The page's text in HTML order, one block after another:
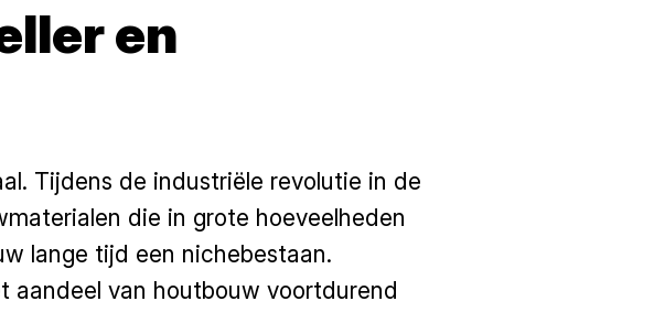
en
Tijdens de industriële revolutie in de
die in grote hoeveelheden
lange tijd een nichebestaan.
aandeel van houtbouw voortdurend